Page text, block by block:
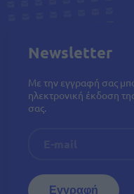
Newsletter
Με την εγγραφή σας
ηλεκτρονική έκδοση
σας.